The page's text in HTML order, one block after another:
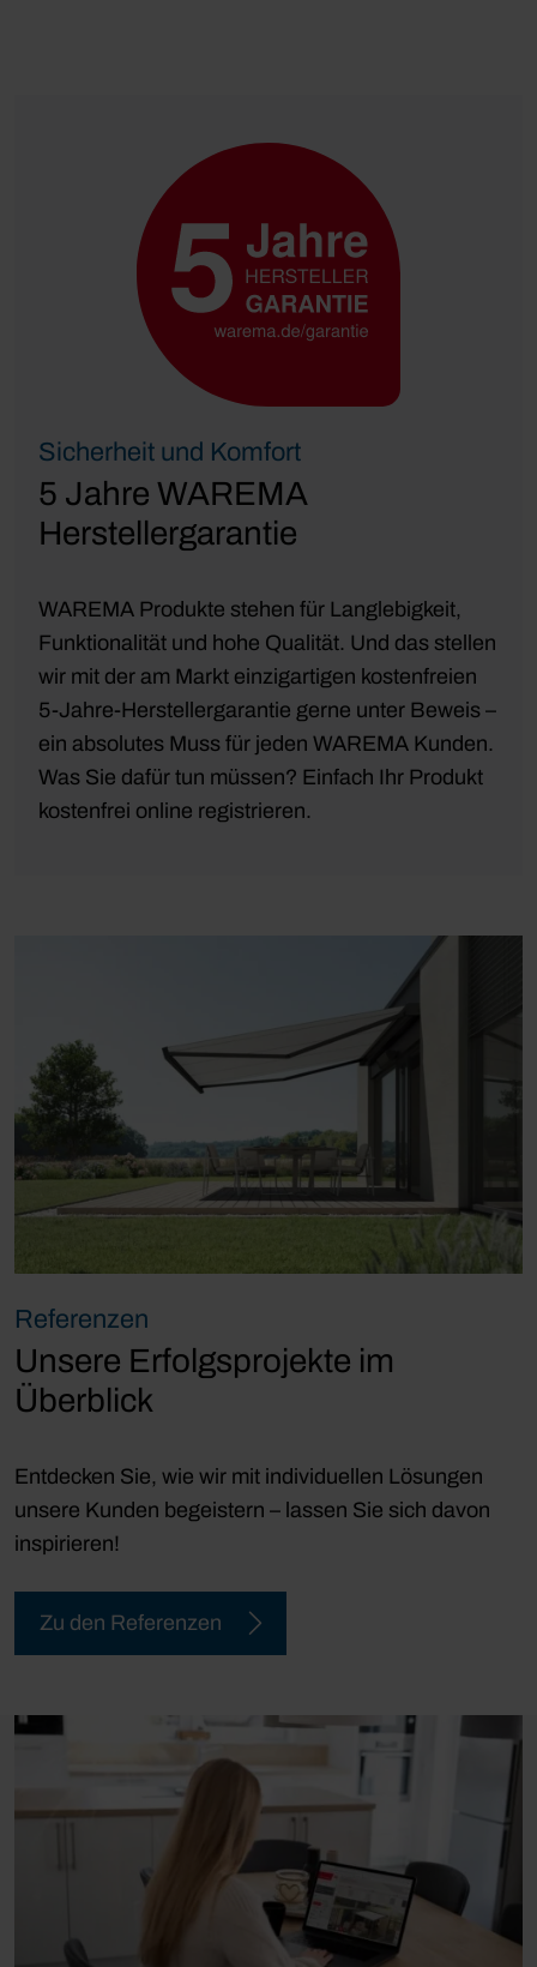
Sicherheit und Komfort
5 Jahre WAREMA
Herstellergarantie
WAREMA Produkte stehen für Langlebigkeit,
Funktionalität und hohe Qualität. Und das stellen
wir mit der am Markt einzigartigen kostenfreien
5-Jahre-Herstellergarantie gerne unter Beweis –
ein absolutes Muss für jeden WAREMA Kunden.
Was Sie dafür tun müssen? Einfach Ihr Produkt
kostenfrei online registrieren.
Referenzen
Unsere Erfolgsprojekte im
Überblick
Entdecken Sie, wie wir mit individuellen Lösungen
unsere Kunden begeistern – lassen Sie sich davon
inspirieren!
Zu den Referenzen